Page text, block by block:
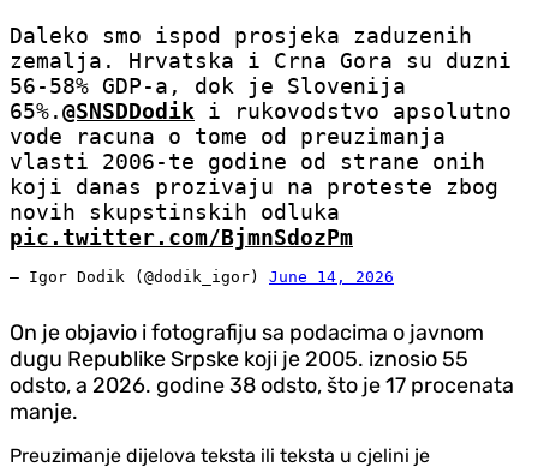
Daleko smo ispod prosjeka zaduzenih
zemalja. Hrvatska i Crna Gora su duzni
56-58% GDP-a, dok je Slovenija
65%.@SNSDDodik i rukovodstvo apsolutno
vode racuna o tome od preuzimanja
vlasti 2006-te godine od strane onih
koji danas prozivaju na proteste zbog
novih skupstinskih odluka
pic.twitter.com/BjmnSdozPm
— Igor Dodik (@dodik_igor) June 14, 2026
On je objavio i fotografiju sa podacima o javnom
dugu Republike Srpske koji je 2005. iznosio 55
odsto, a 2026. godine 38 odsto, što je 17 procenata
manje.
Preuzimanje dijelova teksta ili teksta u cjelini je